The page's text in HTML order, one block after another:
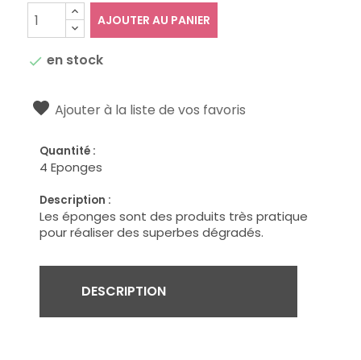
AJOUTER AU PANIER
 en stock
Ajouter à la liste de vos favoris
Quantité :
4 Eponges
Description :
Les éponges sont des produits très pratique
pour réaliser des superbes dégradés.
DESCRIPTION